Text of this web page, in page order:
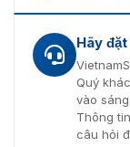
Hãy
Quý
vào
Thông
câu hỏi